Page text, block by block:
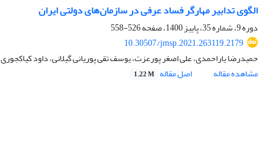
الگوی تدابیر مهارگر فساد عرفی در سازمان‌های دولتی ایران
دوره 9، شماره 35، پاییز 1400، صفحه
526-558
10.30507/jmsp.2021.263119.2179
حمیدرضا یاراحمدی، علی اصغر پورعزت، یوسف تقی پوریانی گیلانی، داود کیاکجوری
مشاهده مقاله
اصل مقاله 1.22 M